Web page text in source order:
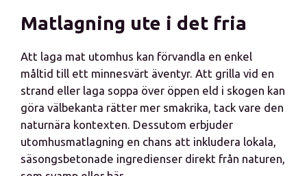
Matlagning ute i det fria
Att laga mat utomhus kan förvandla en enkel
måltid till ett minnesvärt äventyr. Att grilla vid en
strand eller laga soppa över öppen eld i skogen kan
göra välbekanta rätter mer smakrika, tack vare den
naturnära kontexten. Dessutom erbjuder
utomhusmatlagning en chans att inkludera lokala,
säsongsbetonade ingredienser direkt från naturen,